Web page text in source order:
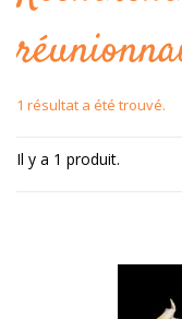
1 résultat a été trouvé.
Il y a 1 produit.